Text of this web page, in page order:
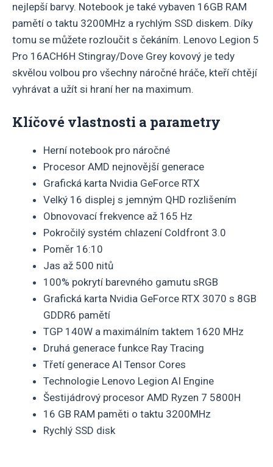
nejlepší barvy. Notebook je také vybaven 16GB RAM
pamětí o taktu 3200MHz a rychlým SSD diskem. Díky
tomu se můžete rozloučit s čekáním. Lenovo Legion 5
Pro 16ACH6H Stingray/Dove Grey kovový je tedy
skvělou volbou pro všechny náročné hráče, kteří chtějí
vyhrávat a užít si hraní her na maximum.
Klíčové vlastnosti a parametry
Herní notebook pro náročné
Procesor AMD nejnovější generace
Grafická karta Nvidia GeForce RTX
Velký 16 displej s jemným QHD rozlišením
Obnovovací frekvence až 165 Hz
Pokročilý systém chlazení Coldfront 3.0
Poměr 16:10
Jas až 500 nitů
100% pokrytí barevného gamutu sRGB
Grafická karta Nvidia GeForce RTX 3070 s 8GB
GDDR6 pamětí
TGP 140W a maximálním taktem 1620 MHz
Druhá generace funkce Ray Tracing
Třetí generace AI Tensor Cores
Technologie Lenovo Legion AI Engine
Šestijádrový procesor AMD Ryzen 7 5800H
16 GB RAM paměti o taktu 3200MHz
Rychlý SSD disk